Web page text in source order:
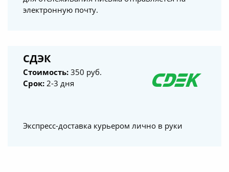
электронную почту.
СДЭК
Стоимость: 350 руб.
Срок: 2-3 дня
Экспресс-доставка курьером лично в руки